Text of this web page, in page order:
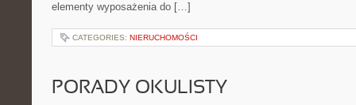
elementy wyposażenia do […]
CATEGORIES: NIERUCHOMOŚCI
PORADY OKULISTY